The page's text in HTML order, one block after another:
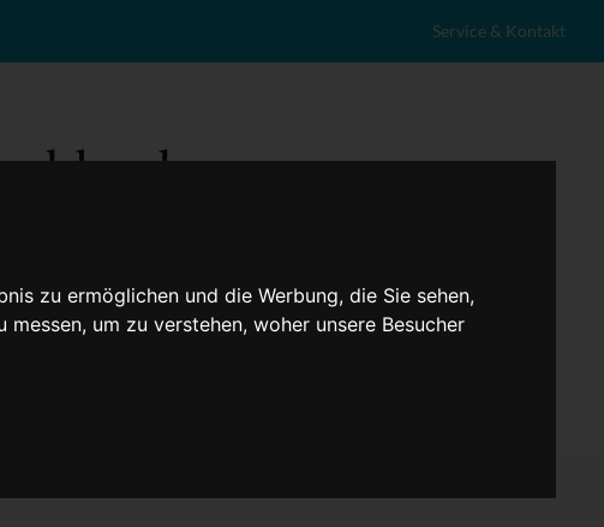
zu ermöglichen und die Werbung, die Sie sehen,
um zu verstehen, woher unsere Besucher
Service & Kontakt